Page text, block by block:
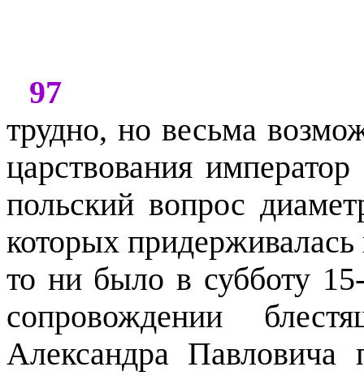
97
трудно, но весьма
царствования
польский вопрос
которых
то ни было в субботу
сопровождении
Александра